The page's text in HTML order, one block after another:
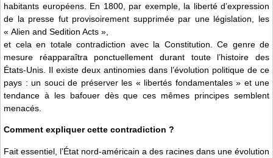
habitants européens. En 1800, par exemple, la liberté d’expression
de la presse fut provisoirement supprimée par une législation, les
« Alien and Sedition Acts »,
et cela en totale contradiction avec la Constitution. Ce genre de
mesure réapparaîtra ponctuellement durant toute l’histoire des
États-Unis. Il existe deux antinomies dans l’évolution politique de ce
pays : un souci de préserver les « libertés fondamentales » et une
tendance à les bafouer dès que ces mêmes principes semblent
menacés.
Comment expliquer cette contradiction ?
Fait essentiel, l’État nord-américain a des racines dans une évolution